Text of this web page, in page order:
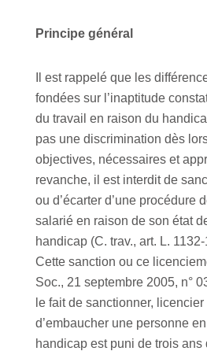
Principe général
Il est rappelé que les
fondées sur l’inaptitude
du travail en raison du
pas une discrimination dès
objectives, nécessaires et
revanche, il est interdit de
ou d’écarter d’une procédure
salarié en raison de son état
handicap (C. trav., art. L.
Cette sanction ou ce
Soc., 21 septembre 2005, n°
le fait de sanctionner,
d’embaucher une personne
handicap est puni de trois ans